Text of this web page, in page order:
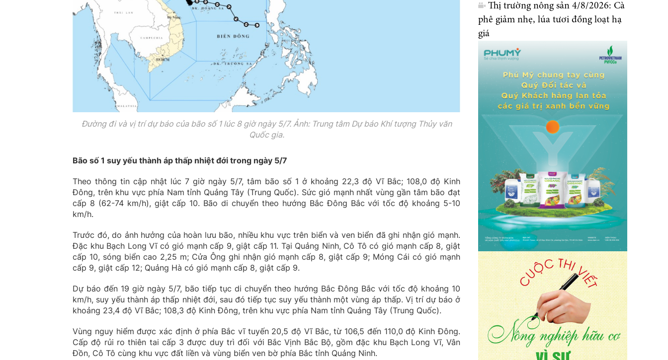
Đường đi và vị trí dự báo của bão số 1 lúc 8 giờ ngày 5/7. Ảnh: Trung tâm Dự báo Khí tượng Thủy văn
Quốc gia.
Bão số 1 suy yếu thành áp thấp nhiệt đới trong ngày 5/7
Theo thông tin cập nhật lúc 7 giờ ngày 5/7, tâm bão số 1 ở khoảng 22,3 độ Vĩ Bắc; 108,0 độ Kinh
Đông, trên khu vực phía Nam tỉnh Quảng Tây (Trung Quốc). Sức gió mạnh nhất vùng gần tâm bão đạt
cấp 8 (62-74 km/h), giật cấp 10. Bão di chuyển theo hướng Bắc Đông Bắc với tốc độ khoảng 5-10
km/h.
Trước đó, do ảnh hưởng của hoàn lưu bão, nhiều khu vực trên biển và ven biển đã ghi nhận gió mạnh.
Đặc khu Bạch Long Vĩ có gió mạnh cấp 9, giật cấp 11. Tại Quảng Ninh, Cô Tô có gió mạnh cấp 8, giật
cấp 10, sóng biển cao 2,25 m; Cửa Ông ghi nhận gió mạnh cấp 8, giật cấp 9; Móng Cái có gió mạnh
cấp 9, giật cấp 12; Quảng Hà có gió mạnh cấp 8, giật cấp 9.
Dự báo đến 19 giờ ngày 5/7, bão tiếp tục di chuyển theo hướng Bắc Đông Bắc với tốc độ khoảng 10
km/h, suy yếu thành áp thấp nhiệt đới, sau đó tiếp tục suy yếu thành một vùng áp thấp. Vị trí dự báo ở
khoảng 23,4 độ Vĩ Bắc; 108,3 độ Kinh Đông, trên khu vực phía Nam tỉnh Quảng Tây (Trung Quốc).
Vùng nguy hiểm được xác định ở phía Bắc vĩ tuyến 20,5 độ Vĩ Bắc, từ 106,5 đến 110,0 độ Kinh Đông.
Cấp độ rủi ro thiên tai cấp 3 được duy trì đối với Bắc Vịnh Bắc Bộ, gồm đặc khu Bạch Long Vĩ, Vân
Đồn, Cô Tô cùng khu vực đất liền và vùng biển ven bờ phía Bắc tỉnh Quảng Ninh.
Thị trường nông sản 4/8/2026: Cà
phê giảm nhẹ, lúa tươi đồng loạt hạ
giá